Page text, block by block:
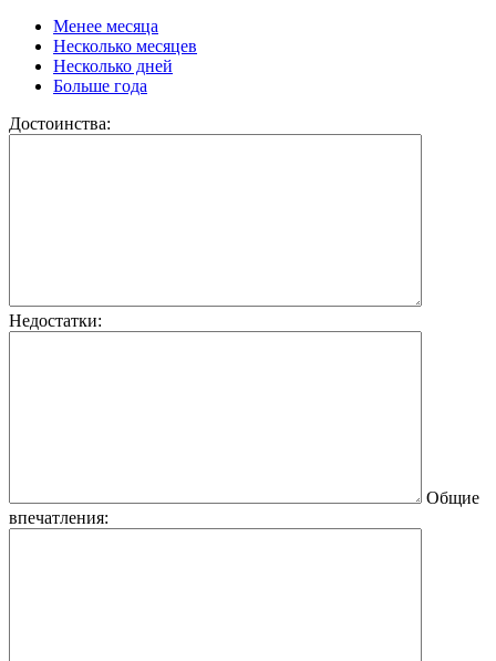
Менее месяца
Несколько месяцев
Несколько дней
Больше года
Достоинства:
Недостатки:
Общие
впечатления: